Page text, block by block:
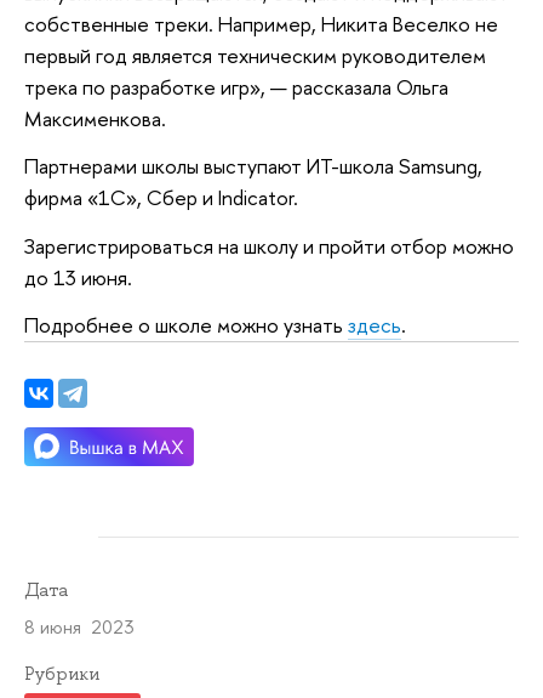
собственные треки. Например, Никита Веселко не
первый год является техническим руководителем
трека по разработке игр», — рассказала Ольга
Максименкова.
Партнерами школы выступают ИТ-школа Samsung,
фирма «1С», Сбер и Indicator.
Зарегистрироваться на школу и пройти отбор можно
до 13 июня.
Подробнее о школе можно узнать здесь.
Дата
8 июня 2023
Рубрики